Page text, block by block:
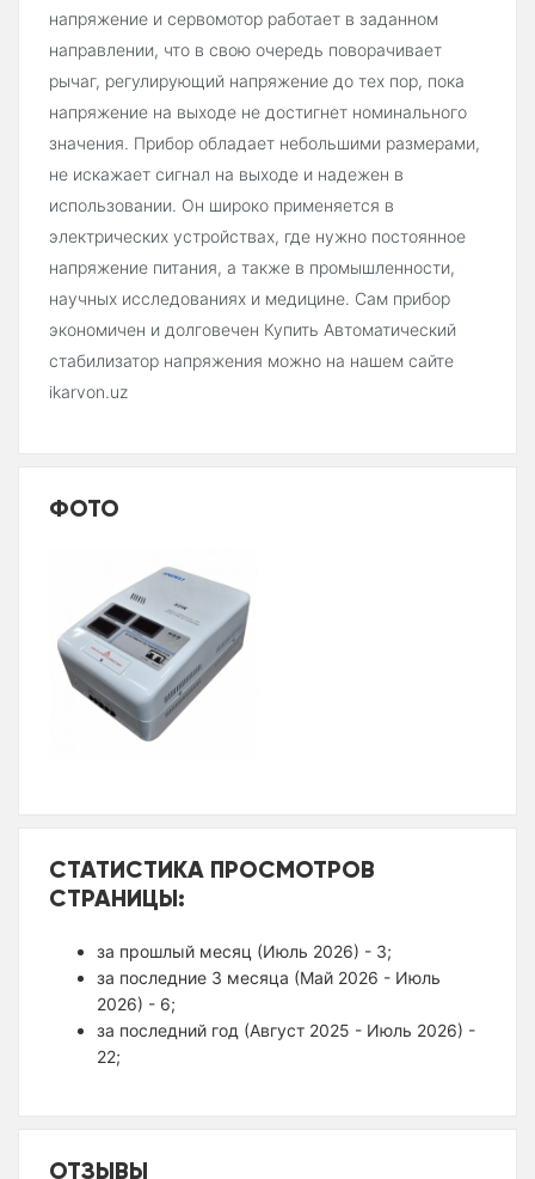
напряжение и сервомотор работает в заданном
направлении, что в свою очередь поворачивает
рычаг, регулирующий напряжение до тех пор, пока
напряжение на выходе не достигнет номинального
значения. Прибор обладает небольшими размерами,
не искажает сигнал на выходе и надежен в
использовании. Он широко применяется в
электрических устройствах, где нужно постоянное
напряжение питания, а также в промышленности,
научных исследованиях и медицине. Сам прибор
экономичен и долговечен Купить Автоматический
стабилизатор напряжения можно на нашем сайте
ikarvon.uz
ФОТО
СТАТИСТИКА ПРОСМОТРОВ
СТРАНИЦЫ:
за прошлый месяц (Июль 2026) - 3;
за последние 3 месяца (Май 2026 - Июль
2026) - 6;
за последний год (Август 2025 - Июль 2026) -
22;
ОТЗЫВЫ